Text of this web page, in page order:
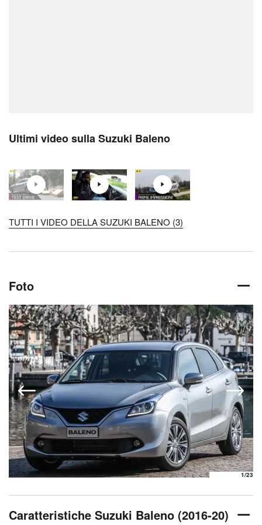
Ultimi video sulla Suzuki Baleno
TUTTI I VIDEO DELLA SUZUKI BALENO (3)
Foto
1/23
Caratteristiche Suzuki Baleno (2016-20)